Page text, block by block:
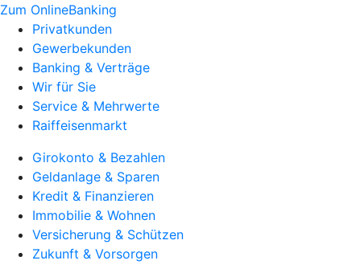
Zum OnlineBanking
Privatkunden
Gewerbekunden
Banking & Verträge
Wir für Sie
Service & Mehrwerte
Raiffeisenmarkt
Girokonto & Bezahlen
Geldanlage & Sparen
Kredit & Finanzieren
Immobilie & Wohnen
Versicherung & Schützen
Zukunft & Vorsorgen